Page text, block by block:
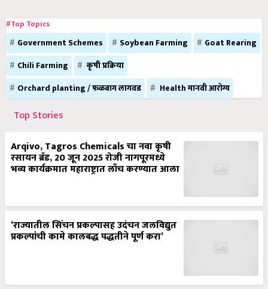
#Top Topics
Government Schemes Soybean Farming
Goat Rearing
Chili Farming
कृषी प्रक्रिया
Orchard planting / फळबाग लागवड
Health मानवी आरोग्य
Top Stories
Arqivo, Tagros Chemicals चा नवा कृषी
रसायन ब्रँड, 20 जून 2025 रोजी नागपूरमध्ये
भव्य कार्यक्रमात महाराष्ट्रात लाँच करण्यात आला
‘राज्यातील सिंचन प्रकल्पासह उदंचन जलविद्युत
प्रकल्पांची कामे कालबद्ध पद्धतीने पूर्ण करा’